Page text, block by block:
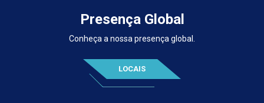
Presença Global
Conheça a nossa presença global.
LOCAIS